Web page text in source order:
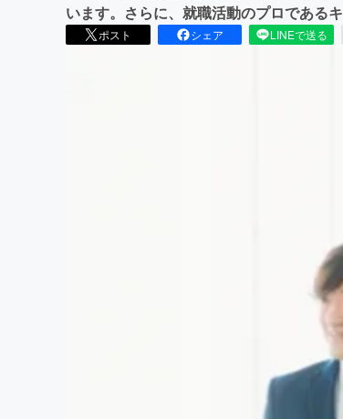
います。さらに、就職活動のプロであるキ
ポスト シェア LINEで送る